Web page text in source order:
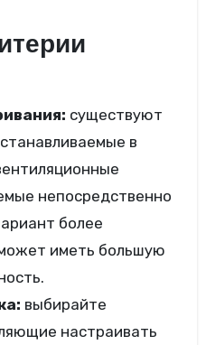
существуют
в
непосредственно
более
иметь большую
выбирайте
настраивать